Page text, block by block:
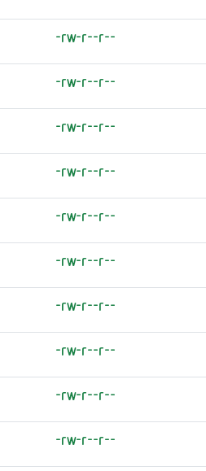
-rw-r--r--
-rw-r--r--
-rw-r--r--
-rw-r--r--
-rw-r--r--
-rw-r--r--
-rw-r--r--
-rw-r--r--
-rw-r--r--
-rw-r--r--